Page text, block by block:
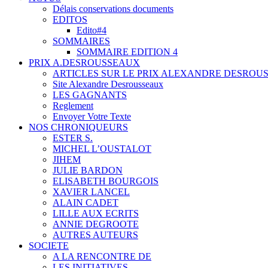
Délais conservations documents
EDITOS
Edito#4
SOMMAIRES
SOMMAIRE EDITION 4
PRIX A.DESROUSSEAUX
ARTICLES SUR LE PRIX ALEXANDRE
Site Alexandre Desrousseaux
LES GAGNANTS
Reglement
Envoyer Votre Texte
NOS CHRONIQUEURS
ESTER S.
MICHEL L’OUSTALOT
JIHEM
JULIE BARDON
ELISABETH BOURGOIS
XAVIER LANCEL
ALAIN CADET
LILLE AUX ECRITS
ANNIE DEGROOTE
AUTRES AUTEURS
SOCIETE
A LA RENCONTRE DE